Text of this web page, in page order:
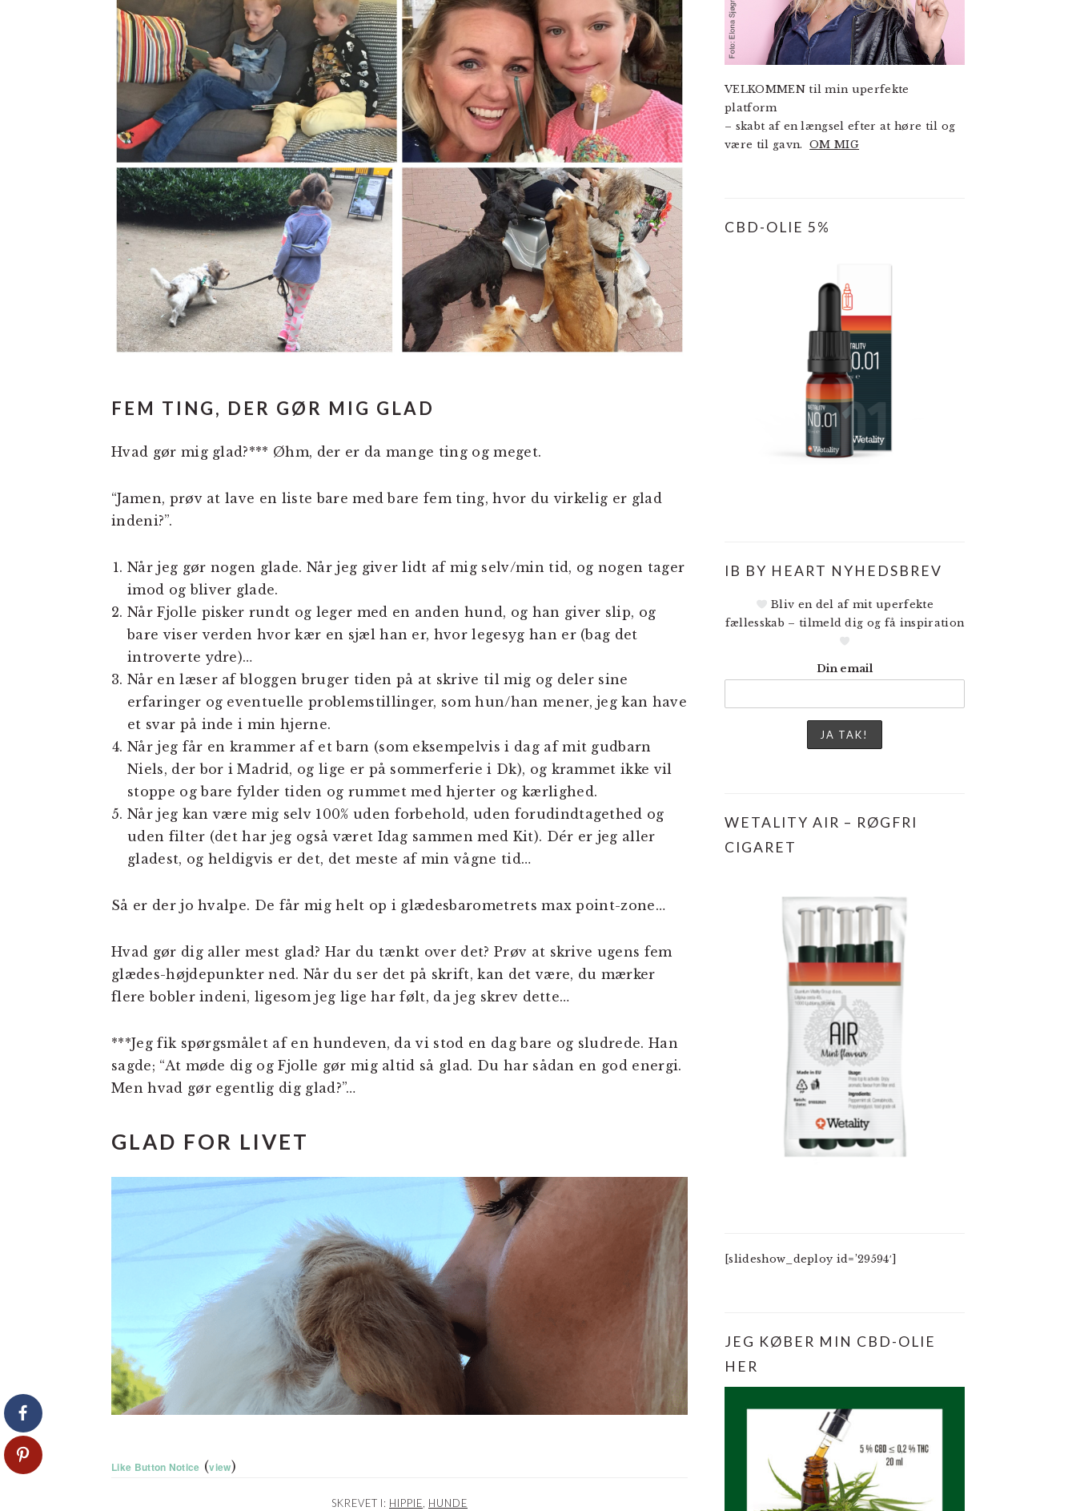
FEM TING, DER GØR MIG GLAD
Hvad gør mig glad?*** Øhm, der er da mange ting og meget.
“Jamen, prøv at lave en liste bare med bare fem ting, hvor du virkelig er glad
indeni?”.
Når jeg gør nogen glade. Når jeg giver lidt af mig selv/min tid, og nogen tager
imod og bliver glade.
Når Fjolle pisker rundt og leger med en anden hund, og han giver slip, og
bare viser verden hvor kær en sjæl han er, hvor legesyg han er (bag det
introverte ydre)…
Når en læser af bloggen bruger tiden på at skrive til mig og deler sine
erfaringer og eventuelle problemstillinger, som hun/han mener, jeg kan have
et svar på inde i min hjerne.
Når jeg får en krammer af et barn (som eksempelvis i dag af mit gudbarn
Niels, der bor i Madrid, og lige er på sommerferie i Dk), og krammet ikke vil
stoppe og bare fylder tiden og rummet med hjerter og kærlighed.
Når jeg kan være mig selv 100% uden forbehold, uden forudindtagethed og
uden filter (det har jeg også været Idag sammen med Kit). Dér er jeg aller
gladest, og heldigvis er det, det meste af min vågne tid…
Så er der jo hvalpe. De får mig helt op i glædesbarometrets max point-zone…
Hvad gør dig aller mest glad? Har du tænkt over det? Prøv at skrive ugens fem
glædes-højdepunkter ned. Når du ser det på skrift, kan det være, du mærker
flere bobler indeni, ligesom jeg lige har følt, da jeg skrev dette…
***Jeg fik spørgsmålet af en hundeven, da vi stod en dag bare og sludrede. Han
sagde; “At møde dig og Fjolle gør mig altid så glad. Du har sådan en god energi.
Men hvad gør egentlig dig glad?”…
GLAD FOR LIVET
Like Button Notice (view)
SKREVET I: HIPPIE HUNDE
VELKOMMEN til min uperfekte
platform
– skabt af en længsel efter at høre til og
være til gavn.OM MIG
CBD-OLIE 5%
IB BY HEART NYHEDSBREV
Bliv en del af mit uperfekte
fællesskab – tilmeld dig og få inspiration
Din email
WETALITY AIR – RØGFRI
CIGARET
[slideshow_deploy id=’29594′]
JEG KØBER MIN CBD-OLIE
HER